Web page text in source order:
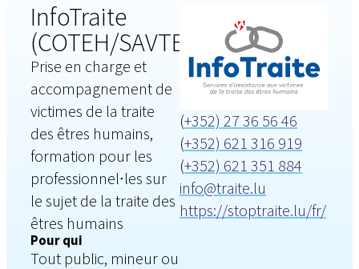
InfoTraite
(COTEH/SAVTEH)
Prise en charge et
accompagnement de
victimes de la traite
des êtres humains,
formation pour les
professionnel∙les sur
le sujet de la traite des
êtres humains
Pour qui
Tout public, mineur ou
(+352) 27 36 56 46
(+352) 621 316 919
(+352) 621 351 884
info@traite.lu
https://stoptraite.lu/fr/